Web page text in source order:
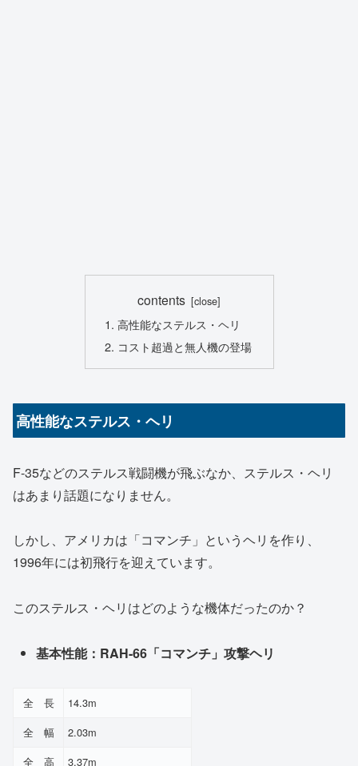
contents
高性能なステルス・ヘリ
コスト超過と無人機の登場
高性能なステルス・ヘリ
F-35などのステルス戦闘機が飛ぶなか、ステルス・ヘリ
はあまり話題になりません。
しかし、アメリカは「コマンチ」というヘリを作り、
1996年には初飛行を迎えています。
このステルス・ヘリはどのような機体だったのか？
基本性能：RAH-66「コマンチ」攻撃ヘリ
全 長
14.3m
全 幅
2.03m
全 高
3.37m